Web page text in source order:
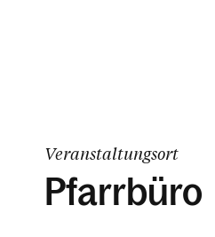
Veranstaltungsort
Pfarrbüro